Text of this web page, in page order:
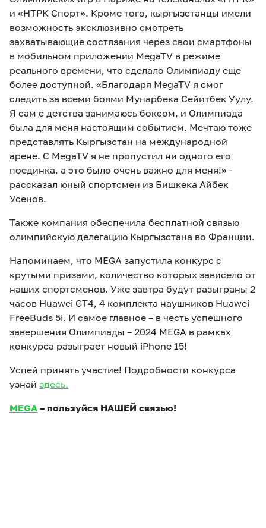
и «НТРК Спорт». Кроме того, кыргызстанцы имели
возможность эксклюзивно смотреть
захватывающие состязания через свои смартфоны
в мобильном приложении MegaTV в режиме
реального времени, что сделало Олимпиаду еще
более доступной. «Благодаря MegaTV я смог
следить за всеми боями Мунарбека Сейитбек Уулу.
Я сам с детства занимаюсь боксом, и Олимпиада
была для меня настоящим событием. Мечтаю тоже
представлять Кыргызстан на международной
арене. С MegaTV я не пропустил ни одного его
поединка, а это было очень важно для меня!» -
рассказал юный спортсмен из Бишкека Айбек
Усенов.
Также компания обеспечила бесплатной связью
олимпийскую делегацию Кыргызстана во Франции.
Напоминаем, что MEGA запустила конкурс с
крутыми призами, количество которых зависело от
наших спортсменов. Уже завтра будут разыграны 2
часов Huawei GT4, 4 комплекта наушников Huawei
FreeBuds 5i. И самое главное – в честь успешного
завершения Олимпиады – 2024 MEGA в рамках
конкурса разыграет новый iPhone 15!
Успей принять участие! Подробности конкурса
узнай здесь.
MEGA – пользуйся НАШЕЙ связью!